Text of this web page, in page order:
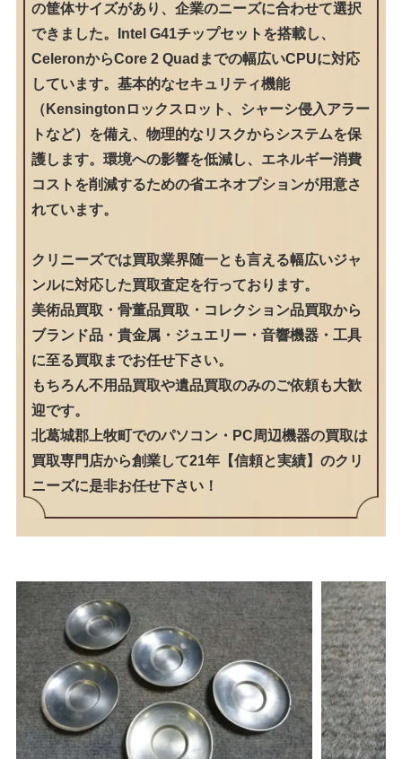
の筐体サイズがあり、企業のニーズに合わせて選択
できました。Intel G41チップセットを搭載し、
CeleronからCore 2 Quadまでの幅広いCPUに対応
しています。基本的なセキュリティ機能
（Kensingtonロックスロット、シャーシ侵入アラー
トなど）を備え、物理的なリスクからシステムを保
護します。環境への影響を低減し、エネルギー消費
コストを削減するための省エネオプションが用意さ
れています。
クリニーズでは買取業界随一とも言える幅広いジャ
ンルに対応した買取査定を行っております。
美術品買取・骨董品買取・コレクション品買取から
ブランド品・貴金属・ジュエリー・音響機器・工具
に至る買取までお任せ下さい。
もちろん不用品買取や遺品買取のみのご依頼も大歓
迎です。
北葛城郡上牧町でのパソコン・PC周辺機器の買取は
買取専門店から創業して21年【信頼と実績】のクリ
ニーズに是非お任せ下さい！